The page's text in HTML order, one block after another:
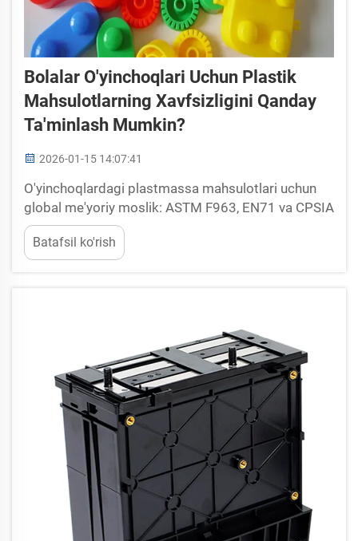
Bolalar O'yinchoqlari Uchun Plastik
Mahsulotlarning Xavfsizligini Qanday
Ta'minlash Mumkin?
2026-01-15 14:07:41
O'yinchoqlardagi plastmassa mahsulotlari uchun
global me'yoriy moslik: ASTM F963, EN71 va CPSIA
— plastik o'yinchoqlar xavfsizligini tartibga soluvchi
asosiy standartlar. O'yinchoq ishlab chiqaruvchilar
dunyo bo'ylab xavfsizlik qoidalariga rioya etishda
Batafsil ko'rish